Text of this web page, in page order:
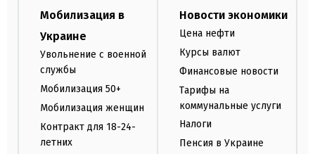
Мобилизация в
Украине
Увольнение с военной
службы
Мобилизация 50+
Мобилизация женщин
Контракт для 18-24-
летних
Новости экономики
Цена нефти
Курсы валют
Финансовые новости
Тарифы на
коммунальные услуги
Налоги
Пенсия в Украине